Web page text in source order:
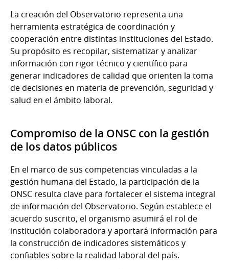
La creación del Observatorio representa una
herramienta estratégica de coordinación y
cooperación entre distintas instituciones del Estado.
Su propósito es recopilar, sistematizar y analizar
información con rigor técnico y científico para
generar indicadores de calidad que orienten la toma
de decisiones en materia de prevención, seguridad y
salud en el ámbito laboral.
Compromiso de la ONSC con la gestión
de los datos públicos
En el marco de sus competencias vinculadas a la
gestión humana del Estado, la participación de la
ONSC resulta clave para fortalecer el sistema integral
de información del Observatorio. Según establece el
acuerdo suscrito, el organismo asumirá el rol de
institución colaboradora y aportará información para
la construcción de indicadores sistemáticos y
confiables sobre la realidad laboral del país.